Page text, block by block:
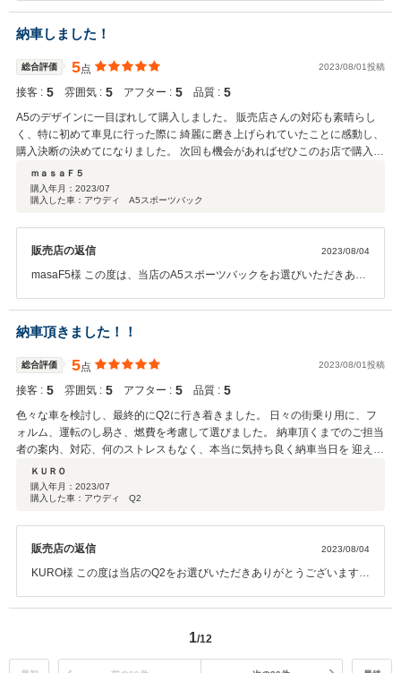
ますがまた西宮にお越しの機会がございましたら是非お立ち寄りくだ
さいませ。 前回のお車同様TTもかわいがってあげてください。 今後
ともよろしくお願いいたします。
納車しました！
総合評価 5点 2023/08/01投稿
接客 : 5 雰囲気 : 5 アフター : 5 品質 : 5
A5のデザインに一目ぼれして購入しました。 販売店さんの対応も素晴らし
く、特に初めて車見に行った際に 綺麗に磨き上げられていたことに感動し、
購入決断の決めてになりました。 次回も機会があればぜひこのお店で購入し
たいです。
ｍａｓａＦ５
購入年月： 2023/07
購入した車：アウディ A5スポーツバック
販売店の返信 2023/08/04
masaF5様 この度は、当店のA5スポーツバックをお選びいただきあり
もおすすめの1台でした。 A5の型式をニックネームに使用されている
あたりがA5に対する気持ちが伝わってきますね！ これからAudiのあ
る生活を楽しんで頂ければ幸いです！ 今後ともよろしくお願い致しま
す。
納車頂きました！！
総合評価 5点 2023/08/01投稿
接客 : 5 雰囲気 : 5 アフター : 5 品質 : 5
色々な車を検討し、最終的にQ2に行き着きました。 日々の街乗り用に、フ
ォルム、運転のし易さ、燃費を考慮して選びました。 納車頂くまでのご担当
者の案内、対応、何のストレスもなく、本当に気持ち良く納車当日を 迎える
ことが出来、感謝の気持ちしかありません。 大切に乗らせて頂こうと思いま
す。 次の乗り換え時もぜひよろしくお願いします！！
ＫＵＲＯ
購入年月： 2023/07
購入した車：アウディ Q2
販売店の返信 2023/08/04
KURO様 この度は当店のQ2をお選びいただきありがとうございます。
ンジンですので スムーズな走りと燃費の良さが売りのモデルです。 今
います。 これからAudiを好きになっていただき次のお車もぜひAudiを
選んで頂ければ幸いです！ 今後ともよろしくお願い致します。
1/12